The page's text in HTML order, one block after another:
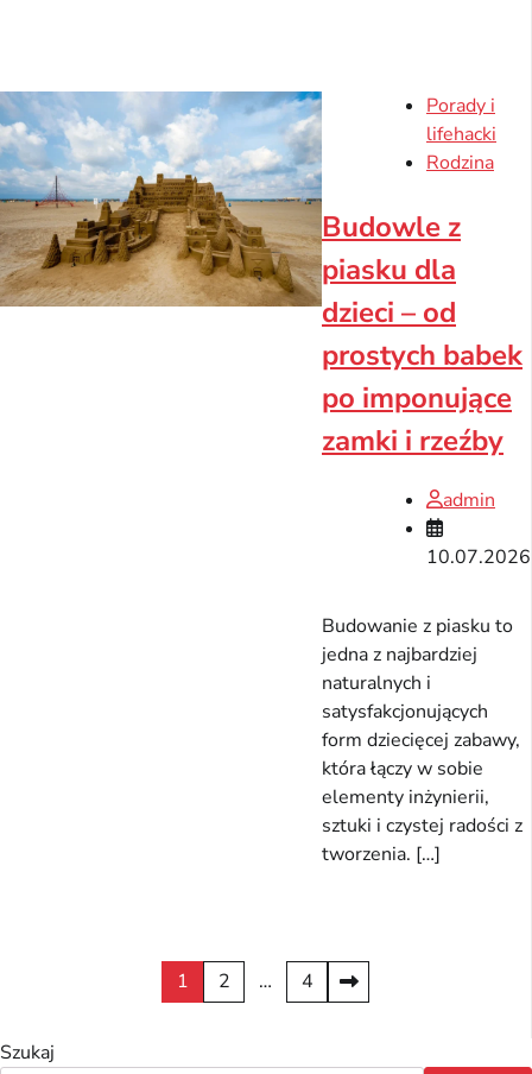
Porady i
lifehacki
Rodzina
Budowle z
piasku dla
dzieci – od
prostych babek
po imponujące
zamki i rzeźby
admin
10.07.2026
Budowanie z piasku to
jedna z najbardziej
naturalnych i
satysfakcjonujących
form dziecięcej zabawy,
która łączy w sobie
elementy inżynierii,
sztuki i czystej radości z
tworzenia. […]
Stronicowanie
1 2 … 4
Szukaj